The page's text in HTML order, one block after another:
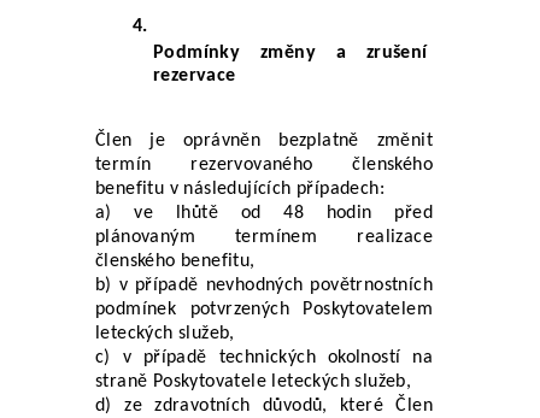
Podmínky změny a zrušení
rezervace
Člen je oprávněn bezplatně změnit
termín rezervovaného členského
benefitu v následujících případech:
a) ve lhůtě od 48 hodin před
plánovaným termínem realizace
členského benefitu,
b) v případě nevhodných povětrnostních
podmínek potvrzených Poskytovatelem
leteckých služeb,
c) v případě technických okolností na
straně Poskytovatele leteckých služeb,
d) ze zdravotních důvodů, které Člen